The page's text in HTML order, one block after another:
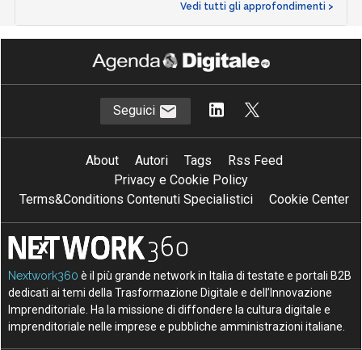
Vedi tutti gli approfondimenti >
Seguici
About Autori Tags
Rss Feed
Privacy e Cookie Policy
Terms&Conditions Contenuti Specialistici
Cookie Center
Nextwork360 è il più grande network in Italia di testate e portali B2B
dedicati ai temi della Trasformazione Digitale e dell’Innovazione
Imprenditoriale. Ha la missione di diffondere la cultura digitale e
imprenditoriale nelle imprese e pubbliche amministrazioni italiane.